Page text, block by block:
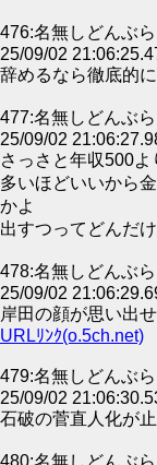
476:名無しどんぶら
25/09/02
辞めるなら徹底的
477:名無しどんぶら
25/09/02
さっさと年収500
多いほどいいから
かよ
出すつってどんだ
478:名無しどんぶら
25/09/02
岸田の顔が思い出
URLﾘﾝｸ(o.5ch.net)
479:名無しどんぶら
25/09/02
石破の菅直人化が
480:名無しどんぶら